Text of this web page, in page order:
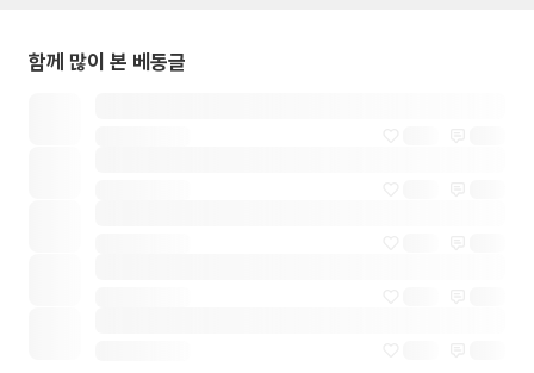
함께 많이 본 베동글